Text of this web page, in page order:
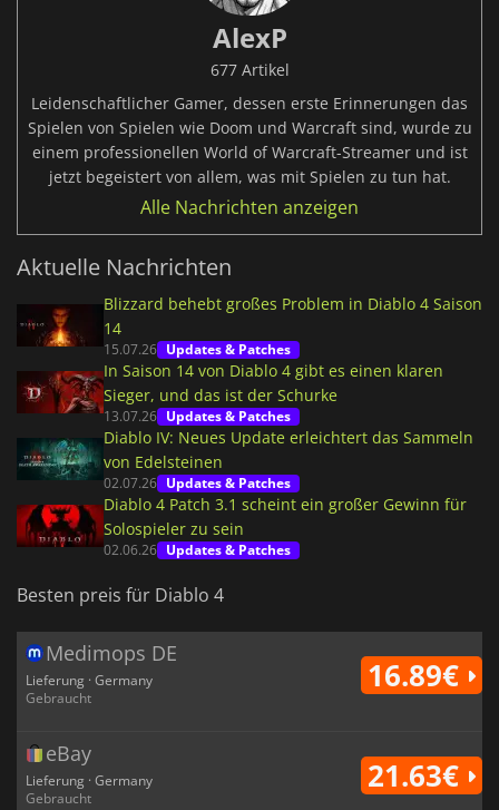
AlexP
677 Artikel
Leidenschaftlicher Gamer, dessen erste Erinnerungen das
Spielen von Spielen wie Doom und Warcraft sind, wurde zu
einem professionellen World of Warcraft-Streamer und ist
jetzt begeistert von allem, was mit Spielen zu tun hat.
Alle Nachrichten anzeigen
Aktuelle Nachrichten
Blizzard behebt großes Problem in Diablo 4 Saison
14
15.07.26 Updates & Patches
In Saison 14 von Diablo 4 gibt es einen klaren
Sieger, und das ist der Schurke
13.07.26 Updates & Patches
Diablo IV: Neues Update erleichtert das Sammeln
von Edelsteinen
02.07.26 Updates & Patches
Diablo 4 Patch 3.1 scheint ein großer Gewinn für
Solospieler zu sein
02.06.26 Updates & Patches
Besten preis für Diablo 4
Medimops DE
Lieferung · Germany
Gebraucht
16.89€
eBay
Lieferung · Germany
Gebraucht
21.63€